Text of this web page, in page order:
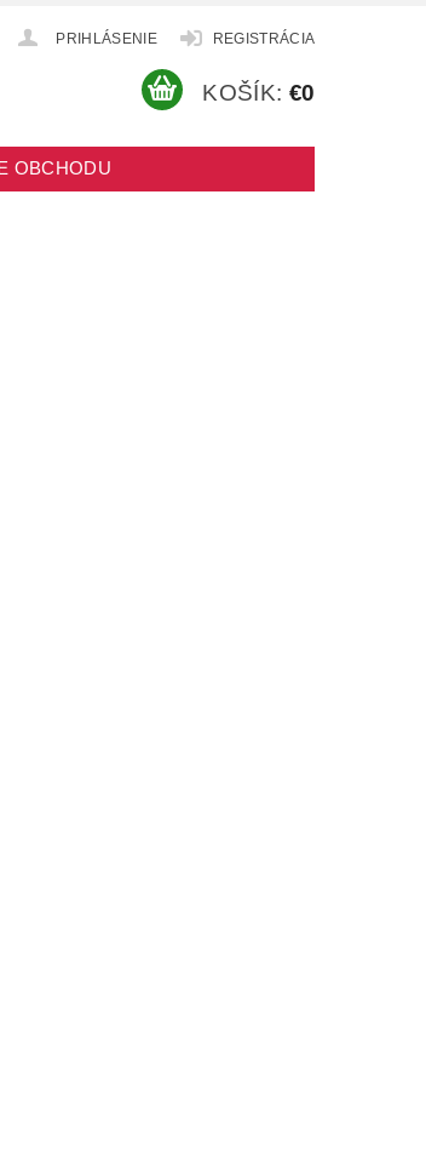
PRIHLÁSENIE REGISTRÁCIA
KOŠÍK: €0
OBCHODU